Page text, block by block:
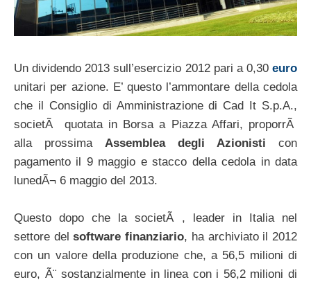
Un dividendo 2013 sull’esercizio 2012 pari a 0,30 euro
unitari per azione. E’ questo l’ammontare della cedola
che il Consiglio di Amministrazione di Cad It S.p.A.,
societÃ quotata in Borsa a Piazza Affari, proporrÃ
alla prossima Assemblea degli Azionisti con
pagamento il 9 maggio e stacco della cedola in data
lunedÃ¬ 6 maggio del 2013.
Questo dopo che la societÃ , leader in Italia nel
settore delsoftware finanziario, ha archiviato il 2012
con un valore della produzione che, a 56,5 milioni di
euro, Ã¨ sostanzialmente in linea con i 56,2 milioni di